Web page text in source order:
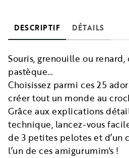
DESCRIPTIF DÉTAILS
Souris, grenouille ou
pastèque…
Choisissez parmi ces 25
créer tout un monde au
Grâce aux explications
technique, lancez-vous
de 3 petites pelotes et d’un
l’un de ces amigurumim's !